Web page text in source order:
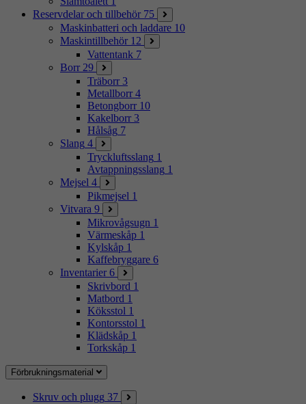
Reservdelar och tillbehör 75
Maskinbatteri och laddare 10
Maskintillbehör 12
Vattentank 7
Borr 29
Träborr 3
Metallborr 4
Betongborr 10
Kakelborr 3
Hålsåg 7
Slang 4
Tryckluftsslang 1
Avtappningsslang 1
Mejsel 4
Pikmejsel 1
Vitvara 9
Mikrovågsugn 1
Värmeskåp 1
Kylskåp 1
Kaffebryggare 6
Inventarier 6
Skrivbord 1
Matbord 1
Köksstol 1
Kontorsstol 1
Klädskåp 1
Torkskåp 1
Förbrukningsmaterial
Skruv och plugg 37